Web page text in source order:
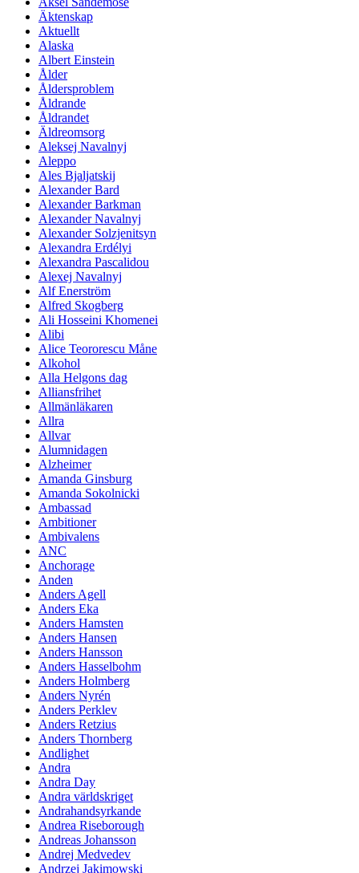
Äktenskap
Aktuellt
Alaska
Albert Einstein
Ålder
Åldersproblem
Åldrande
Åldrandet
Äldreomsorg
Aleksej Navalnyj
Aleppo
Ales Bjaljatskij
Alexander Bard
Alexander Barkman
Alexander Navalnyj
Alexander Solzjenitsyn
Alexandra Erdélyi
Alexandra Pascalidou
Alexej Navalnyj
Alf Enerström
Alfred Skogberg
Ali Hosseini Khomenei
Alibi
Alice Teororescu Måne
Alkohol
Alla Helgons dag
Alliansfrihet
Allmänläkaren
Allra
Allvar
Alumnidagen
Alzheimer
Amanda Ginsburg
Amanda Sokolnicki
Ambassad
Ambitioner
Ambivalens
ANC
Anchorage
Anden
Anders Agell
Anders Eka
Anders Hamsten
Anders Hansen
Anders Hansson
Anders Hasselbohm
Anders Holmberg
Anders Nyrén
Anders Perklev
Anders Retzius
Anders Thornberg
Andlighet
Andra
Andra Day
Andra världskriget
Andrahandsyrkande
Andrea Riseborough
Andreas Johansson
Andrej Medvedev
Andrzej Jakimowski